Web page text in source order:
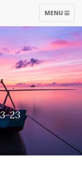
TOGGLE
MENU
23